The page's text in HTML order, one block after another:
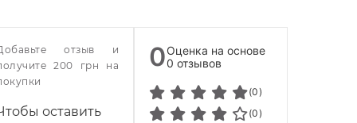
отзыв и
200 грн на
оставить
0Оценка на основе
0 отзывов
(0)
(0)